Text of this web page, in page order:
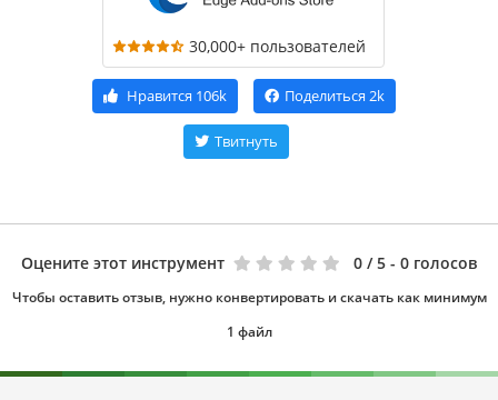
30,000+ пользователей
Нравится 106k Поделиться 2k
Твитнуть
Оцените этот инструмент 0 / 5 - 0 голосов
Чтобы оставить отзыв, нужно конвертировать и скачать как минимум
1 файл